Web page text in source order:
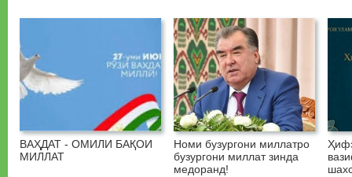
ВАҲДАТ - ОМИЛИ БАҚОИ
МИЛЛАТ
Номи бузургони миллатро
бузургони миллат зинда
медоранд!